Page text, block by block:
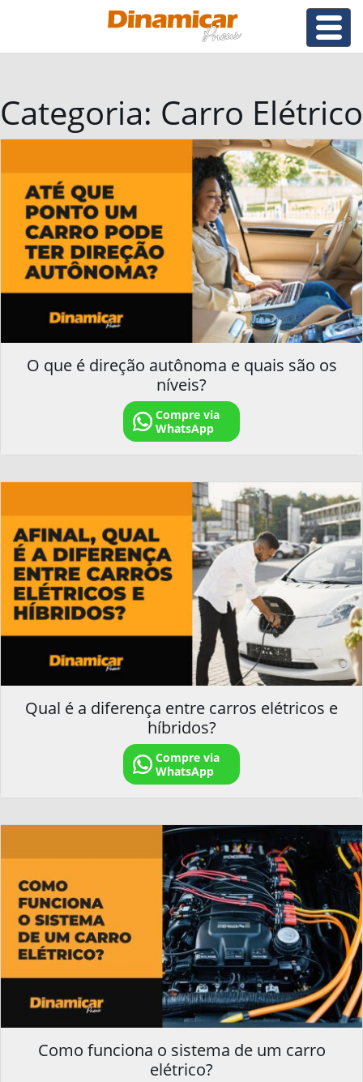
Categoria: Carro Elétrico
O que é direção autônoma e quais são os
níveis?
Compre via
WhatsApp
Qual é a diferença entre carros elétricos e
híbridos?
Compre via
WhatsApp
Como funciona o sistema de um carro
elétrico?